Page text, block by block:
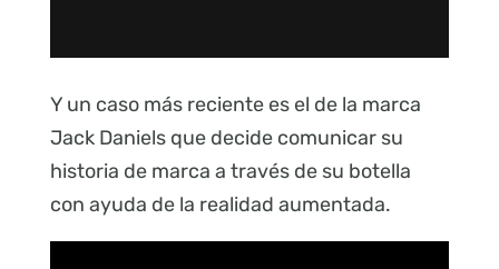
Y un caso más reciente es el de la marca
Jack Daniels que decide comunicar su
historia de marca a través de su botella
con ayuda de la realidad aumentada.